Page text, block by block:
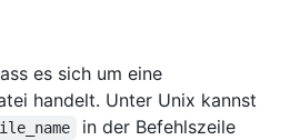
es sich um eine
handelt. Unter Unix kannst
in der Befehlszeile